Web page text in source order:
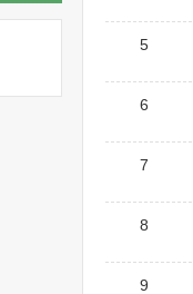
5
6
7
8
9